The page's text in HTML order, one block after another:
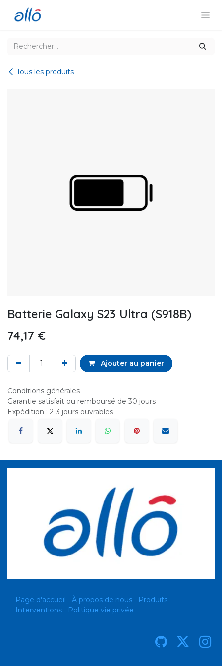
Tous les produits
Batterie Galaxy S23 Ultra (S918B)
74,17 €
Ajouter au panier
Conditions générales
Garantie satisfait ou remboursé de 30 jours
Expédition : 2-3 jours ouvrables
Page d'accueil À propos de nous
Produits
Interventions
Politique vie privée